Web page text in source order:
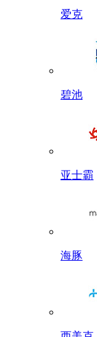
爱克
碧池
亚士霸
海豚